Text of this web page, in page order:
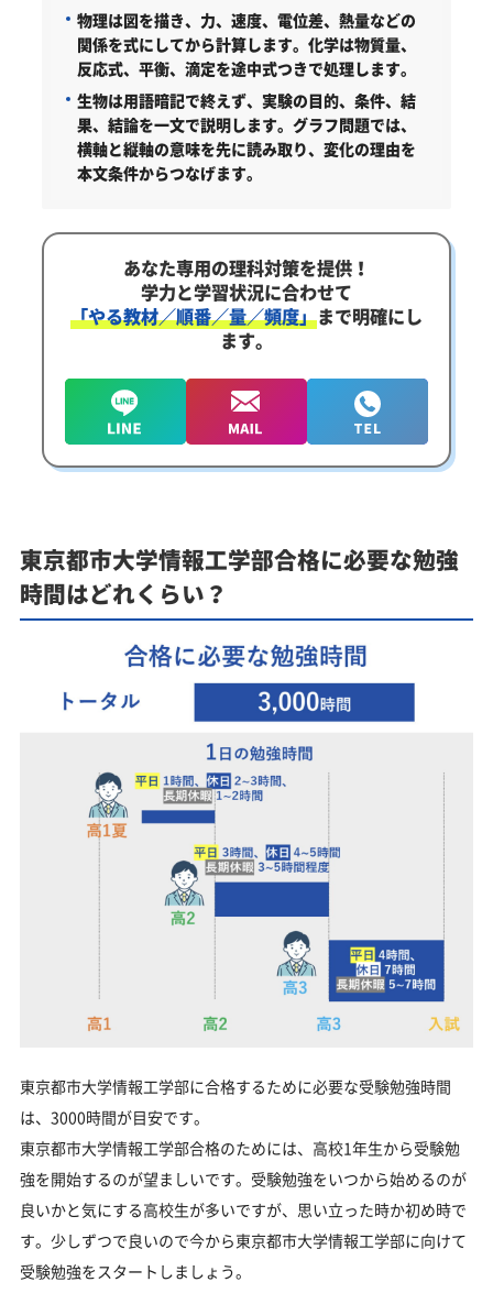
物理は図を描き、力、速度、電位差、熱量などの
関係を式にしてから計算します。化学は物質量、
反応式、平衡、滴定を途中式つきで処理します。
生物は用語暗記で終えず、実験の目的、条件、結
果、結論を一文で説明します。グラフ問題では、
横軸と縦軸の意味を先に読み取り、変化の理由を
本文条件からつなげます。
あなた専用の理科対策を提供！
学力と学習状況に合わせて
「やる教材／順番／量／頻度」まで明確にし
ます。
東京都市大学情報工学部合格に必要な勉強
時間はどれくらい？
東京都市大学情報工学部に合格するために必要な受験勉強時間
は、3000時間が目安です。
東京都市大学情報工学部合格のためには、高校1年生から受験勉
強を開始するのが望ましいです。受験勉強をいつから始めるのが
良いかと気にする高校生が多いですが、思い立った時か初め時で
す。少しずつで良いので今から東京都市大学情報工学部に向けて
受験勉強をスタートしましょう。